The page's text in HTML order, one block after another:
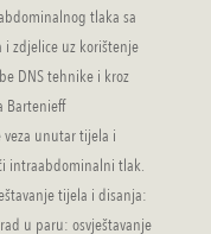
tlaka sa
zdjelice uz korištenje
DNS tehnike i kroz
Bartenieff
unutar tijela i
intraabdominalni tlak.
tijela i disanja:
u paru: osvještavanje